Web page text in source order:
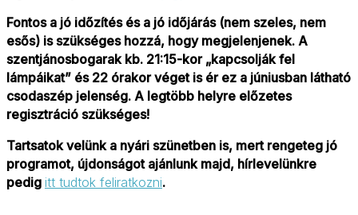
Fontos a jó időzítés és a jó időjárás (nem szeles, nem
esős) is szükséges hozzá, hogy megjelenjenek. A
szentjánosbogarak kb. 21:15-kor „kapcsolják fel
lámpáikat” és 22 órakor véget is ér ez a júniusban látható
csodaszép jelenség. A legtöbb helyre előzetes
regisztráció szükséges!
Tartsatok velünk a nyári szünetben is, mert rengeteg jó
programot, újdonságot ajánlunk majd, hírlevelünkre
pedig itt tudtok feliratkozni.